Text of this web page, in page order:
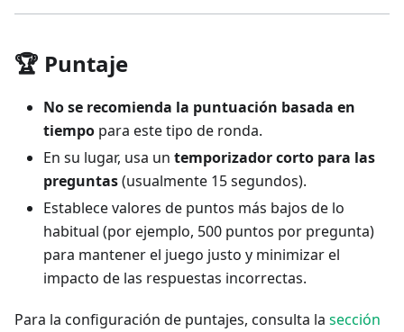
🏆 Puntaje
No se recomienda la puntuación basada en
tiempo para este tipo de ronda.
En su lugar, usa un temporizador corto para las
preguntas(usualmente 15 segundos).
Establece valores de puntos más bajos de lo
habitual (por ejemplo, 500 puntos por pregunta)
para mantener el juego justo y minimizar el
impacto de las respuestas incorrectas.
Para la configuración de puntajes, consulta la sección